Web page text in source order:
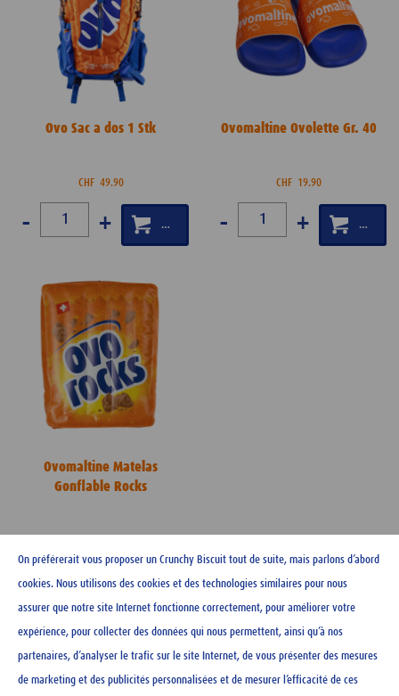
Ovo Sac a dos 1 Stk
CHF 49.90
- +
Ovomaltine Ovolette Gr. 40
CHF 19.90
- +
Ovomaltine Matelas
Gonflable Rocks
- +
On préférerait vous proposer un Crunchy Biscuit tout de suite, mais parlons d’abord
cookies. Nous utilisons des cookies et des technologies similaires pour nous
assurer que notre site Internet fonctionne correctement, pour améliorer votre
expérience, pour collecter des données qui nous permettent, ainsi qu’à nos
partenaires, d’analyser le trafic sur le site Internet, de vous présenter des mesures
de marketing et des publicités personnalisées et de mesurer l’efficacité de ces